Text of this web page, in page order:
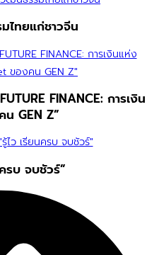
ไทยแก่ชาวจีน
FINANCE: การเงิน
GEN Z”
รบ จบชัวร์”